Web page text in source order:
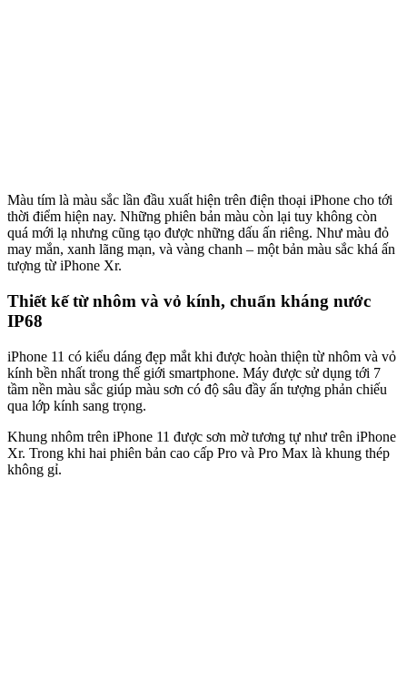
Màu tím là màu sắc lần đầu xuất hiện trên điện thoại iPhone cho tới
thời điểm hiện nay. Những phiên bản màu còn lại tuy không còn
quá mới lạ nhưng cũng tạo được những dấu ấn riêng. Như màu đỏ
may mắn, xanh lãng mạn, và vàng chanh – một bản màu sắc khá ấn
tượng từ iPhone Xr.
Thiết kế từ nhôm và vỏ kính, chuẩn kháng nước
IP68
iPhone 11 có kiểu dáng đẹp mắt khi được hoàn thiện từ nhôm và vỏ
kính bền nhất trong thế giới smartphone. Máy được sử dụng tới 7
tầm nền màu sắc giúp màu sơn có độ sâu đầy ấn tượng phản chiếu
qua lớp kính sang trọng.
Khung nhôm trên iPhone 11 được sơn mờ tương tự như trên iPhone
Xr. Trong khi hai phiên bản cao cấp Pro và Pro Max là khung thép
không gỉ.